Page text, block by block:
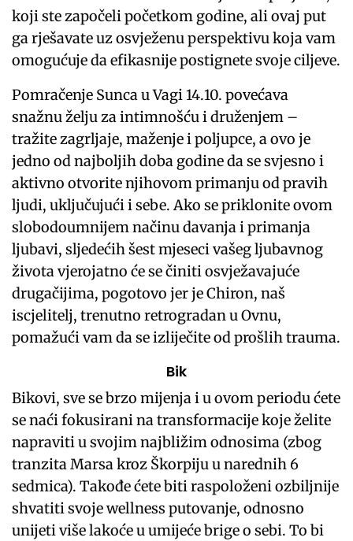
koji ste započeli početkom godine, ali ovaj put
ga rješavate uz osvježenu perspektivu koja vam
omogućuje da efikasnije postignete svoje ciljeve.
Pomračenje Sunca u Vagi 14.10. povećava
snažnu želju za intimnošću i druženjem –
tražite zagrljaje, maženje i poljupce, a ovo je
jedno od najboljih doba godine da se svjesno i
aktivno otvorite njihovom primanju od pravih
ljudi, uključujući i sebe. Ako se priklonite ovom
slobodoumnijem načinu davanja i primanja
ljubavi, sljedećih šest mjeseci vašeg ljubavnog
života vjerojatno će se činiti osvježavajuće
drugačijima, pogotovo jer je Chiron, naš
iscjelitelj, trenutno retrogradan u Ovnu,
pomažući vam da se izliječite od prošlih trauma.
Bik
Bikovi, sve se brzo mijenja i u ovom periodu ćete
se naći fokusirani na transformacije koje želite
napraviti u svojim najbližim odnosima (zbog
tranzita Marsa kroz Škorpiju u narednih 6
sedmica). Takođe ćete biti raspoloženi ozbiljnije
shvatiti svoje wellness putovanje, odnosno
unijeti više lakoće u umijeće brige o sebi. To bi